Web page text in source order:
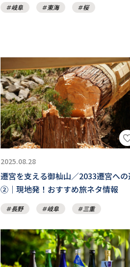
岐阜 東海 桜
2025.08.28
遷宮を支える御杣山／2033遷宮へ
②｜現地発！おすすめ旅ネタ情報
長野 岐阜 三重